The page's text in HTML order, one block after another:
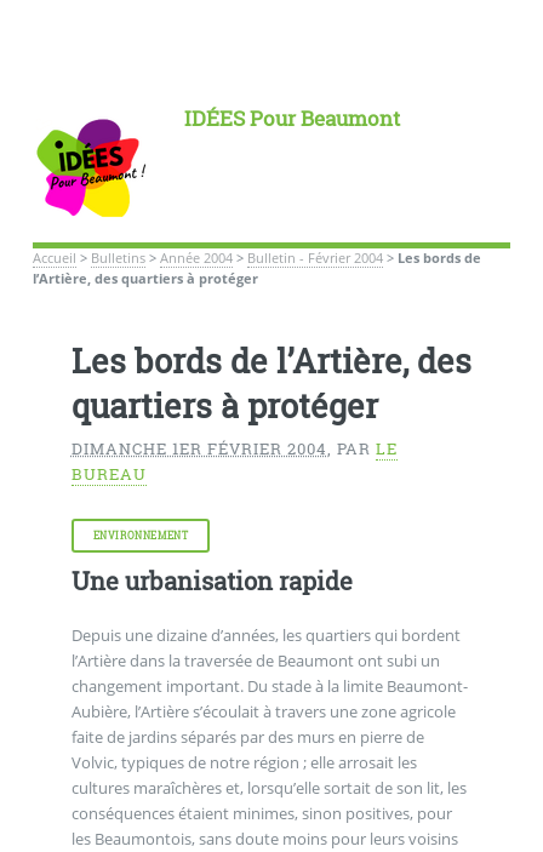
IDÉES Pour Beaumont
Accueil > Bulletins> Année 2004> Bulletin - Février 2004> Les bords de
l’Artière, des quartiers à protéger
Les bords de l’Artière, des
quartiers à protéger
DIMANCHE 1ER FÉVRIER 2004, PAR LE
BUREAU
ENVIRONNEMENT
Une urbanisation rapide
Depuis une dizaine d’années, les quartiers qui bordent
l’Artière dans la traversée de Beaumont ont subi un
changement important. Du stade à la limite Beaumont-
Aubière, l’Artière s’écoulait à travers une zone agricole
faite de jardins séparés par des murs en pierre de
Volvic, typiques de notre région ; elle arrosait les
cultures maraîchères et, lorsqu’elle sortait de son lit, les
conséquences étaient minimes, sinon positives, pour
les Beaumontois, sans doute moins pour leurs voisins